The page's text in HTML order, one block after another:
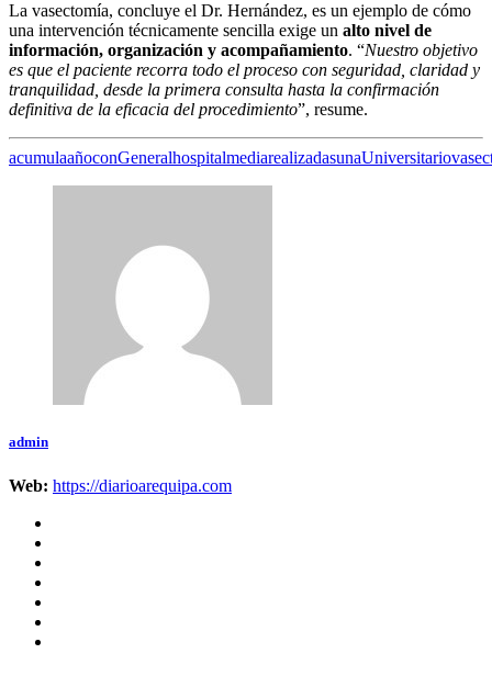
La vasectomía, concluye el Dr. Hernández, es un ejemplo de cómo
una intervención técnicamente sencilla exige un alto nivel de
información, organización y acompañamiento. “Nuestro objetivo
es que el paciente recorra todo el proceso con seguridad, claridad y
tranquilidad, desde la primera consulta hasta la confirmación
definitiva de la eficacia del procedimiento”, resume.
acumulaañoconGeneralhospitalmediarealizadasunaUniversitario
admin
Web: https://diarioarequipa.com